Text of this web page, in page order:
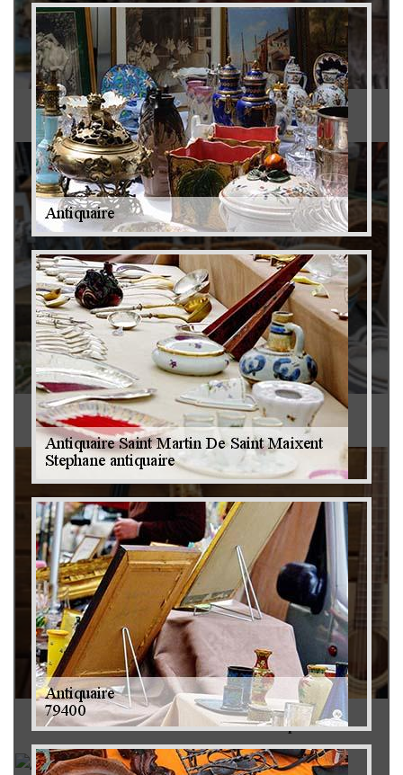
Antiquaire 79
Brocanteur 79
Rachat instrument de musique 79